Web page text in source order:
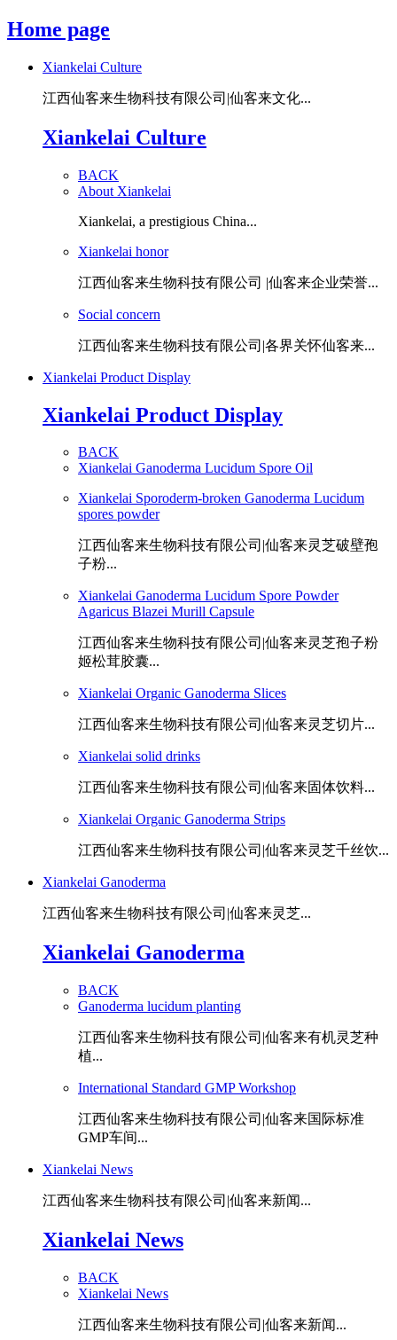
Home page
Xiankelai Culture
江西仙客来生物科技有限公司|仙客来文化...
Xiankelai Culture
BACK
About Xiankelai
Xiankelai, a prestigious China...
Xiankelai honor
江西仙客来生物科技有限公司 |仙客来企业荣誉...
Social concern
江西仙客来生物科技有限公司|各界关怀仙客来...
Xiankelai Product Display
Xiankelai Product Display
BACK
Xiankelai Ganoderma Lucidum Spore Oil
Xiankelai Sporoderm-broken Ganoderma Lucidum
spores powder
江西仙客来生物科技有限公司|仙客来灵芝破壁孢
子粉...
Xiankelai Ganoderma Lucidum Spore Powder
Agaricus Blazei Murill Capsule
江西仙客来生物科技有限公司|仙客来灵芝孢子粉
姬松茸胶囊...
Xiankelai Organic Ganoderma Slices
江西仙客来生物科技有限公司|仙客来灵芝切片...
Xiankelai solid drinks
江西仙客来生物科技有限公司|仙客来固体饮料...
Xiankelai Organic Ganoderma Strips
江西仙客来生物科技有限公司|仙客来灵芝千丝饮...
Xiankelai Ganoderma
江西仙客来生物科技有限公司|仙客来灵芝...
Xiankelai Ganoderma
BACK
Ganoderma lucidum planting
江西仙客来生物科技有限公司|仙客来有机灵芝种
植...
International Standard GMP Workshop
江西仙客来生物科技有限公司|仙客来国际标准
GMP车间...
Xiankelai News
江西仙客来生物科技有限公司|仙客来新闻...
Xiankelai News
BACK
Xiankelai News
江西仙客来生物科技有限公司|仙客来新闻...